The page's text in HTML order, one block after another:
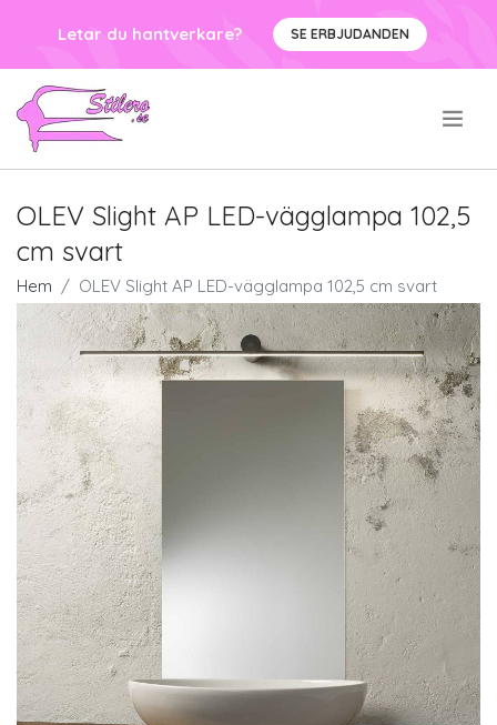
Letar du hantverkare? SE ERBJUDANDEN
OLEV Slight AP LED-vägglampa 102,5
cm svart
Hem OLEV Slight AP LED-vägglampa 102,5 cm svart